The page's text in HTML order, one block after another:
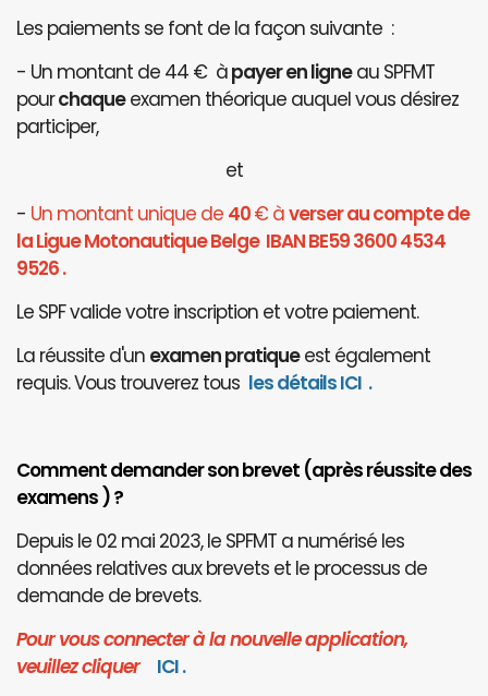
Les paiements se font de la façon suivante :
- Un montant de 44 € àpayer en ligneau SPFMT
pourchaqueexamen théorique auquel vous désirez
participer,
et
- Un montant unique de 40€ àverser au compte de
la Ligue Motonautique Belge IBAN BE59 3600 4534
9526 .
Le SPF valide votre inscription et votre paiement.
La réussite d'un examen pratiqueest également
requis. Vous trouverez tous les détails ICI .
Comment demander son brevet (après réussite des
examens ) ?
Depuis le 02 mai 2023, le SPFMT a numérisé les
données relatives aux brevets et le processus de
demande de brevets.
Pour vous connecter à la nouvelle application,
veuillez cliquer ICI.